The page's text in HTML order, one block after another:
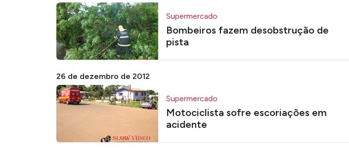
Supermercado
Bombeiros fazem desobstrução de
pista
26 de dezembro de 2012
Supermercado
Motociclista sofre escoriações em
acidente